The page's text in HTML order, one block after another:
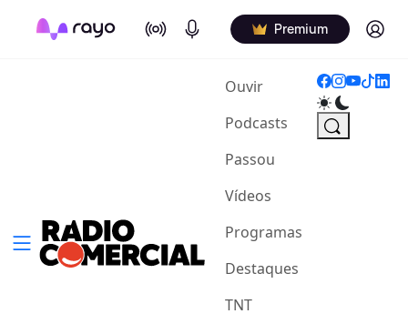
On Air Podcasts Premium Log in
Ouvir(current)
Podcasts
Passou
Vídeos
Programas
Destaques
TNT